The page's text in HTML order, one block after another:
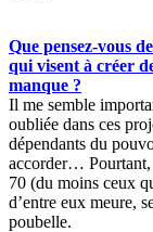
Que pensez-vous
qui visent à créer
manque ?
Il me semble
oubliée dans ces
dépendants du
accorder… Pourtant,
70 (du moins ceux
d’entre eux meure,
poubelle.